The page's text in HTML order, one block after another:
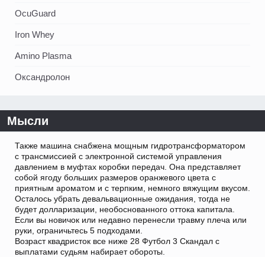
OcuGuard
Iron Whey
Amino Plasma
Оксандролон
Мысли
Также машина снабжена мощным гидротрансформатором
с трансмиссией с электронной системой управления
давлением в муфтах коробки передач. Она представляет
собой ягоду больших размеров оранжевого цвета с
приятным ароматом и с терпким, немного вяжущим вкусом.
Осталось убрать девальвационные ожидания, тогда не
будет долларизации, необоснованного оттока капитала.
Если вы новичок или недавно перенесли травму плеча или
руки, ограничьтесь 5 подходами.
Возраст квадристок все ниже 28 Футбол 3 Скандал с
выплатами судьям набирает обороты.